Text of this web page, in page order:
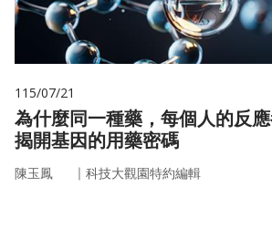
115/07/21
為什麼同一種藥，每個人的反
揭開基因的用藥密碼
陳玉鳳 ｜ 科技大觀園特約編輯